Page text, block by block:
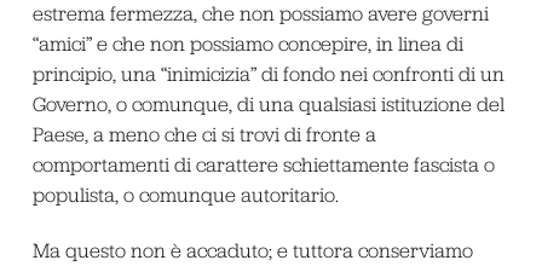
estrema fermezza, che non possiamo avere governi
“amici” e che non possiamo concepire, in linea di
principio, una “inimicizia” di fondo nei confronti di un
Governo, o comunque, di una qualsiasi istituzione del
Paese, a meno che ci si trovi di fronte a
comportamenti di carattere schiettamente fascista o
populista, o comunque autoritario.
Ma questo non è accaduto; e tuttora conserviamo